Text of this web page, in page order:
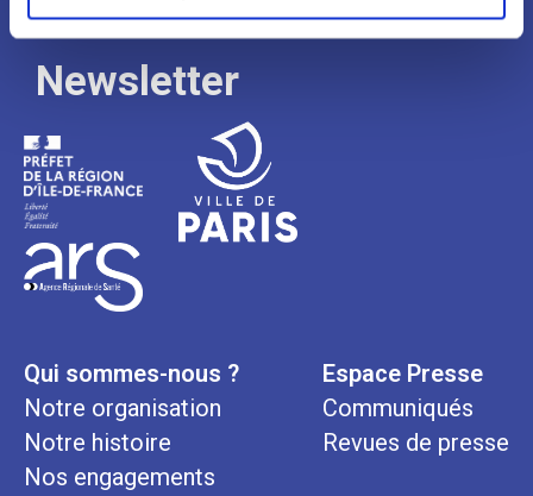
Newsletter
Qui sommes-nous ?
Notre organisation
Notre histoire
Nos engagements
Espace Presse
Communiqués
Revues de presse